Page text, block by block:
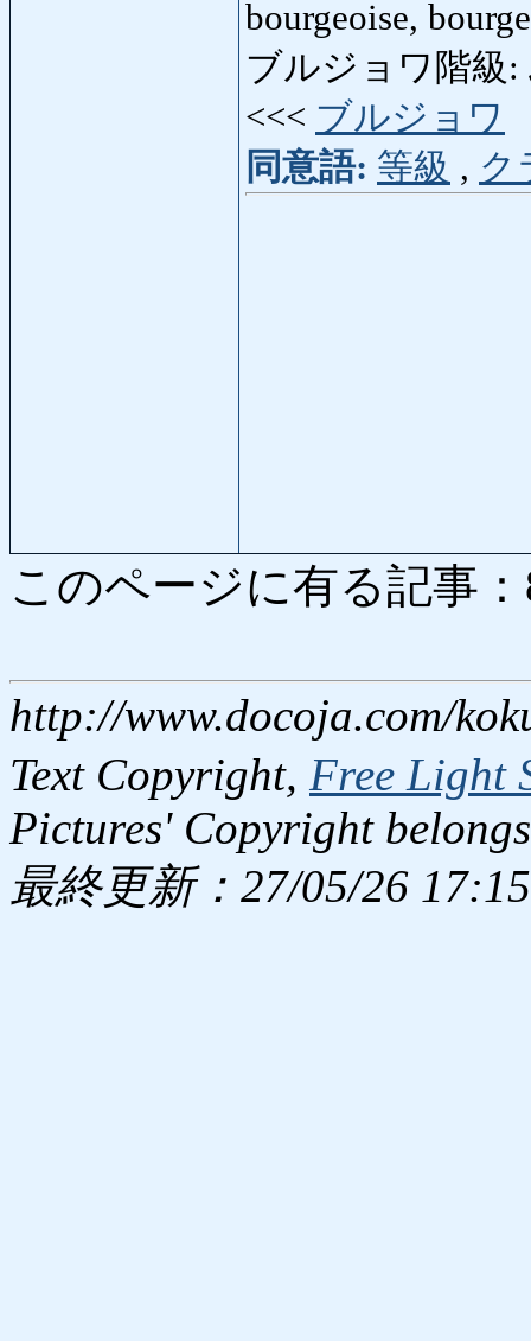
bourgeoise,
ブルジョワ階級:
<<< ブルジョワ
同意語: 等級 , ク
このページに有る記事
http://www.docoja.com/
Text Copyright, Free Light
Pictures' Copyright
最終更新：27/05/26 17:15